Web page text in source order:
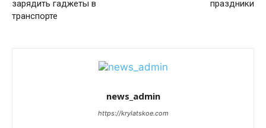
зарядить гаджеты в
транспорте
праздники
news_admin
https://krylatskoe.com